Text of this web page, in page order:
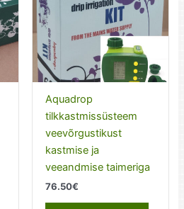
Aquadrop
tilkkastmissüsteem
veevõrgustikust
kastmise ja
veeandmise taimeriga
76.50€